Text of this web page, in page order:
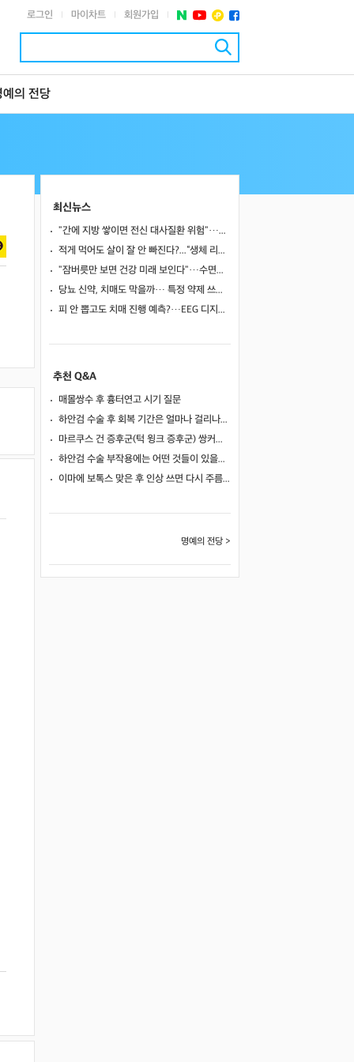
로그인 마이차트 회원가입
예의 전당
최신뉴스
"간에 지방 쌓이면 전신 대사질환 위험"…알칼로이드 천연물, MASLD 다중 경로 겨냥 새 치료 후보로
적게 먹어도 살이 잘 안 빠진다?...“생체 리듬 무너진 탓일 수도”
"잠버릇만 보면 건강 미래 보인다"…수면검사로 숨은 5개 위험군 찾아 사망·심혈관·뇌질환 예측
당뇨 신약, 치매도 막을까… 특정 약제 쓰면 치매 위험 25~38% 낮아졌다
피 안 뽑고도 치매 진행 예측?…EEG 디지털 트윈, 기존 바이오마커만큼 정확했다
추천 Q&A
매몰쌍수 후 흉터연고 시기 질문
하안검 수술 후 회복 기간은 얼마나 걸리나요?
마르쿠스 건 증후군(턱 윙크 증후군) 쌍커풀 수술 가능 여부
하안검 수술 부작용에는 어떤 것들이 있을까요?
이마에 보톡스 맞은 후 인상 쓰면 다시 주름이 생길까요?
명예의 전당 >